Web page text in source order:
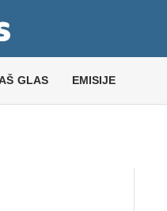
GLAS EMISIJE